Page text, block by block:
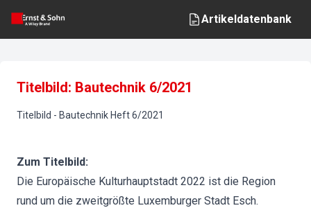
Artikeldatenbank
Titelbild: Bautechnik 6/2021
Titelbild - Bautechnik Heft6/2021
Zum Titelbild:
Die Europäische Kulturhauptstadt 2022 ist die Region
rund um die zweitgrößte Luxemburger Stadt Esch.